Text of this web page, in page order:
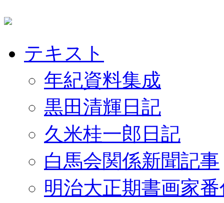
テキスト
年紀資料集成
黒田清輝日記
久米桂一郎日記
白馬会関係新聞記事
明治大正期書画家